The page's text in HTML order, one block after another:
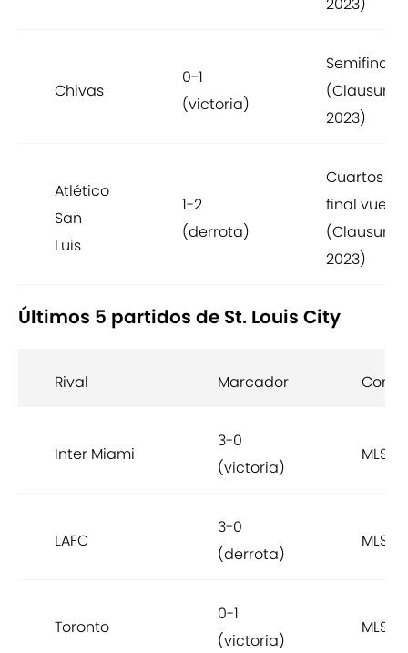
Chivas
0-1
(victoria)
Semifinal
(Clausura
2023)
Atlético
San
Luis
1-2
(derrota)
Cuartos de
final vuelta
(Clausura
2023)
Últimos 5 partidos de St. Louis City
Rival Marcador
Inter Miami
3-0
(victoria)
MLS
LAFC
3-0
(derrota)
MLS
Toronto
0-1
(victoria)
MLS